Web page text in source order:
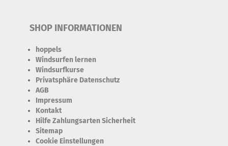
SHOP INFORMATIONEN
hoppels
Windsurfen lernen
Windsurfkurse
Privatsphäre Datenschutz
AGB
Impressum
Kontakt
Hilfe Zahlungsarten Sicherheit
Sitemap
Cookie Einstellungen